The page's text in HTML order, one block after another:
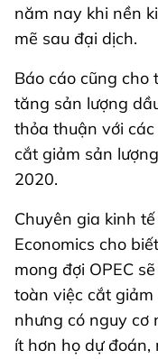
năm nay khi nền
mẽ sau đại dịch.
Báo cáo cũng cho
tăng sản lượng
thỏa thuận với
cắt giảm sản
2020.
Chuyên gia kinh
Economics cho
mong đợi OPEC
toàn việc cắt
nhưng có nguy cơ
ít hơn họ dự